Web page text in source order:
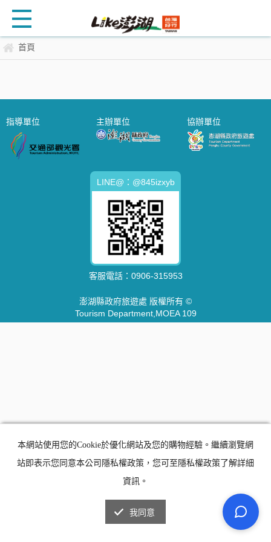
首頁
指導單位 主辦單位 協辦單位
LINE@：@845izxyb
客服電話： 0906-315953
澎湖縣政府旅遊處 版權所有 ©
Tourism Department,MOEA 109
本網站使用您的Cookie於優化網站及您的購物經驗。繼續瀏覽網
站即表示您同意本公司隱私權政策，您可至隱私權政策了解詳細
資訊。
我同意